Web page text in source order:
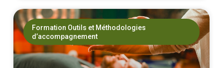
Formation Outils et Méthodologies
d’accompagnement